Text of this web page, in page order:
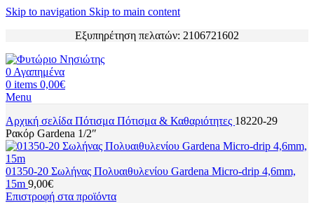
Skip to navigation Skip to main content
Εξυπηρέτηση πελατών: 2106721602
0 Αγαπημένα
0 items 0,00€
Menu
Αρχική σελίδα Πότισμα Πότισμα & Καθαριότητες 18220-29
Ρακόρ Gardena 1/2″
01350-20 Σωλήνας Πολυαιθυλενίου Gardena Micro-drip 4,6mm,
15m 9,00€
Επιστροφή στα προϊόντα